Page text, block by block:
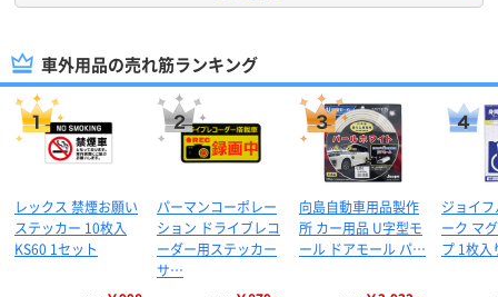
車外用品の売れ筋ランキング
レックス 禁煙お願い
ステッカー 10枚入
KS60 1セット
パーマンコーポレー
ション ドライブレコ
ーダー用ステッカー
サ…
向島自動車用品製作
所 カー用品 U字型モ
ール ドアモール パ…
ジョイ
ーク マ
プ 1枚